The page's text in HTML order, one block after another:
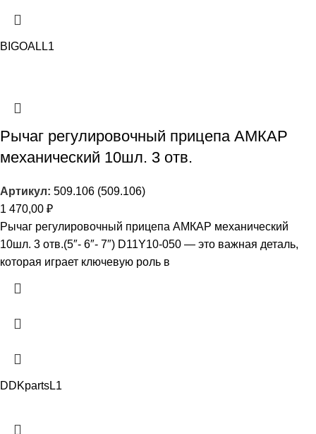
BIGOAL L1
Рычаг регулировочный прицепа АМКАР
механический 10шл. 3 отв.
Артикул: 509.106 (509.106)
1 470,00 ₽
Рычаг регулировочный прицепа АМКАР механический
10шл. 3 отв.(5″- 6″- 7″) D11Y10-050 — это важная деталь,
которая играет ключевую роль в
DDKpartsL1